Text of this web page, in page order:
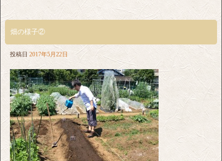
畑の様子②
投稿日 2017年5月22日